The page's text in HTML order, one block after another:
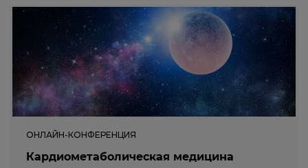
ОНЛАЙН-КОНФЕРЕНЦИЯ
Кардиометаболическая медицина